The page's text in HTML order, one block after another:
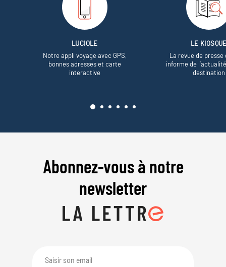
LUCIOLE
Notre appli voyage avec GPS,
bonnes adresses et carte
interactive
LE
La revue de presse
informe de
destination
Abonnez-vous à notre
newsletter